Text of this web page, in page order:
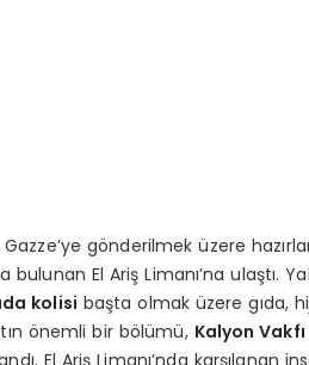
Gazze’ye gönderilmek üzere
bulunan El Ariş Limanı’na ulaştı.
kolisi başta olmak üzere gıda,
önemli bir bölümü, Kalyon Vakfı